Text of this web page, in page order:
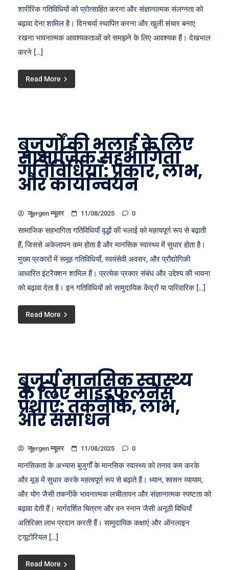
शारीरिक गतिविधियों को प्रोत्साहित करना और संज्ञानात्मक संलग्नता को
बढ़ावा देना शामिल है। दिनचर्या स्थापित करना और खुली संचार बनाए
रखना भावनात्मक आवश्यकताओं को समझने के लिए आवश्यक हैं। देखभाल
करने […]
Read More
बुजुर्गों की भलाई के लिए
सामाजिक सहभागिता
गतिविधियाँ: प्रकार, लाभ,
और कार्यान्वयन
जूergen म्यूलर 11/08/2025 0
सामाजिक सहभागिता गतिविधियाँ वृद्धों की भलाई को महत्वपूर्ण रूप से बढ़ाती
हैं, जिससे अकेलापन कम होता है और मानसिक स्वास्थ्य में सुधार होता है।
मुख्य प्रकारों में समूह गतिविधियाँ, स्वयंसेवी अवसर, और प्रौद्योगिकी
आधारित इंटरैक्शन शामिल हैं। प्रत्येक प्रकार संबंध और उद्देश्य की भावना
को बढ़ावा देता है। इन गतिविधियों को सामुदायिक केंद्रों या पारिवारिक […]
Read More
बुजुर्ग मानसिक स्वास्थ्य
के लिए माइंडफुलनेस
प्रथाएँ: तकनीकें, लाभ,
और संसाधन
जूergen म्यूलर 11/08/2025 0
मानसिकता के अभ्यास बुजुर्गों के मानसिक स्वास्थ्य को तनाव कम करके
और मूड में सुधार करके महत्वपूर्ण रूप से बढ़ाते हैं। ध्यान, श्वसन व्यायाम,
और योग जैसी तकनीकें भावनात्मक लचीलापन और संज्ञानात्मक स्पष्टता को
बढ़ावा देती हैं। मार्गदर्शित चित्रण और वन स्नान जैसी अनूठी विधियाँ
अतिरिक्त लाभ प्रदान करती हैं। सामुदायिक कक्षाएं और ऑनलाइन
ट्यूटोरियल […]
Read More